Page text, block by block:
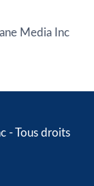
Media Inc
- Tous droits